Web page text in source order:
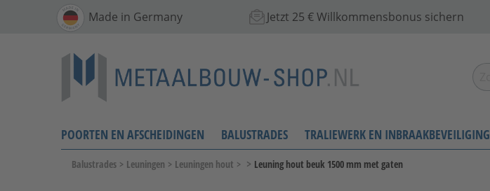
Made in Germany Jetzt 25 € Willkommensbonus sichern
POORTEN EN AFSCHEIDINGEN BALUSTRADES TRALIEWERK EN INBRAAKBEVEILIGING
Balustrades > Leuningen > Leuningen hout > > Leuning hout beuk 1500 mm met gaten